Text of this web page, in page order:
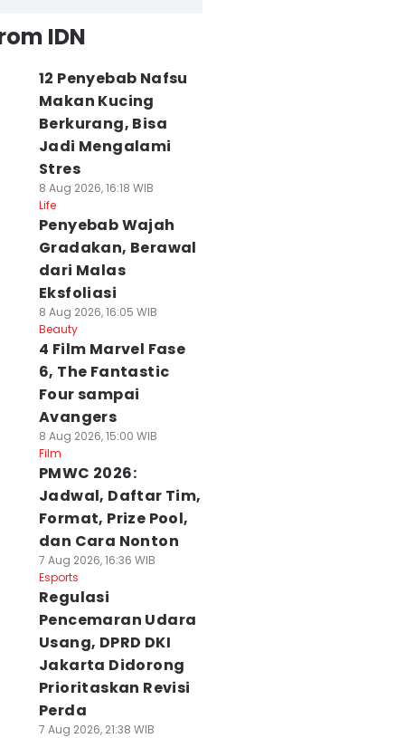
IDN
12 Penyebab Nafsu
Makan Kucing
Berkurang, Bisa
Jadi Mengalami
Stres
8 Aug 2026, 16:18 WIB
Life
Penyebab Wajah
Gradakan, Berawal
dari Malas
Eksfoliasi
8 Aug 2026, 16:05 WIB
Beauty
4 Film Marvel Fase
6, The Fantastic
Four sampai
Avangers
8 Aug 2026, 15:00 WIB
Film
PMWC 2026:
Jadwal, Daftar Tim,
Format, Prize Pool,
dan Cara Nonton
7 Aug 2026, 16:36 WIB
Esports
Regulasi
Pencemaran Udara
Usang, DPRD DKI
Jakarta Didorong
Prioritaskan Revisi
Perda
7 Aug 2026, 21:38 WIB